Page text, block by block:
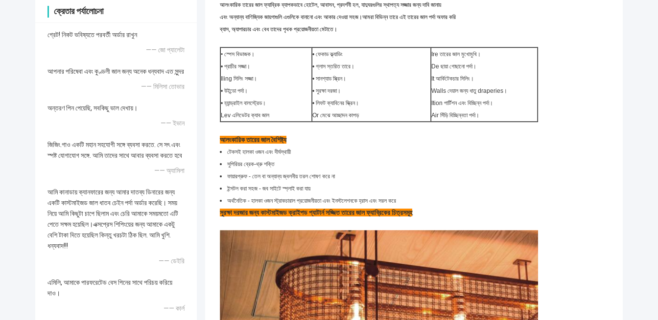
ক্রেতার পর্যালোচনা
গ্রেট! নিকট ভবিষ্যতে পরবর্তী অর্ডার রাখুন
—— জো প্যালেটা
আপনার পরিষেবা এবং কুণ্ডলী জাল জন্য অনেক ধন্যবাদ এত সুন্দর
—— মিলিসা তোভার
অন্তরণ পিন পেয়েছি, সবকিছু ভাল দেখায়।
—— ইভান
জিজিং.গাও একটি মহান সহযোগী সঙ্গে ব্যবসা করতে. সে সৎ এবং
স্পষ্ট যোগাযোগ সঙ্গে. আমি তাদের সাথে আবার ব্যবসা করতে হবে
—— অ্যামিলা
আমি কানাডায় ক্যানফারের জন্য আমার দাতব্য ডিনারের জন্য
একটি কাস্টমাইজড জাল ধাতব চেইন পর্দা অর্ডার করেছি। সময়
নিয়ে আমি কিছুটা চাপে ছিলাম এবং চেরি আমাকে সময়মতো এটি
পেতে সক্ষম হয়েছিল।এক্সপ্রেস শিপিংয়ের জন্য আমাকে একটু
বেশি টাকা দিতে হয়েছিল কিন্তু খরচটা ঠিক ছিল. আমি খুশি.
ধন্যবাদ!!!
—— ডেইরি
এমিলি, আমাকে পারফরেটেড বেস পিনের সাথে পরিচয় করিয়ে
দাও।
—— কার্ল
আলংকারিক তারের জাল ফ্যাব্রিক ব্যাপকভাবে হোটেল, আবাসন, প্রদর্শনী হল, যাদুঘরগুলির স্থাপত্য সজ্জার জন্য দাবি জানায়
এবং অন্যান্য বাণিজ্যিক জায়গাগুলি এগুলিকে বানানো এবং আকার দেওয়া সহজ।আমরা বিভিন্ন তারে এই তারের জাল পর্দা অফার করি
ব্যাস, অ্যাপারচার এবং বেধ তাদের পৃথক প্রয়োজনীয়তা মেটাতে।
• স্পেস বিভাজক।
• প্রাচীর সজ্জা।
Iling সিলিং সজ্জা।
• উইন্ডো পর্দা।
• হ্যান্ড্রাইল বালস্ট্রেড।
Lev এলিভেটর ক্যাব জাল
• ফেকাড ক্ল্যাডিং
• গ্লাস স্তরিত তারে।
• সানশ্যাড স্ক্রিন।
• সুরক্ষা দরজা।
• লিফট ক্যাবিনের স্ক্রিন।
Or মেঝে আচ্ছাদন কাপড়
Ire তারের জাল মুখোমুখি।
De ছায়া গোছানো পর্দা।
It আর্কিটেকচার সিলিং।
Walls দেয়াল জন্য ধাতু draperies।
Ition পার্টিশন এবং বিচ্ছিন্ন পর্দা।
Air সিঁড়ি বিচ্ছিন্নতা পর্দা।
আলংকারিক তারের জাল বৈশিষ্ট্য
টেকসই হালকা ওজন এবং দীর্ঘস্থায়ী
সুপিরিয়র ব্রেক-থ্রু শক্তি
ফায়ারপ্রুফ - তেল বা অন্যান্য জ্বলনীয় তরল শোষণ করে না
ইন্সটল করা সহজ - জব সাইটে স্প্লাই করা যায়
অর্থনৈতিক - হালকা ওজন স্ট্রাকচারাল প্রয়োজনীয়তা এবং ইনস্টলেশনকে হ্রাস এবং সরল করে
সুরক্ষা দরজার জন্য কাস্টমাইজড ক্রাইপড প্যাটার্ন সজ্জিত তারের জাল ফ্যাব্রিকের চিত্রসমূহ